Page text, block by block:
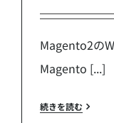
Magento2の
Magento [...]
続きを読む